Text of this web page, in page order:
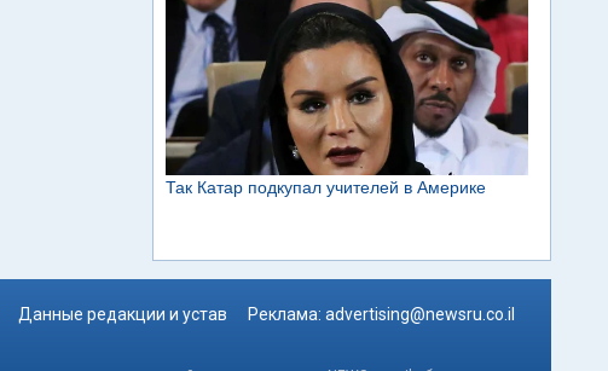
Данные редакции и устав Реклама: advertising@newsru.co.il